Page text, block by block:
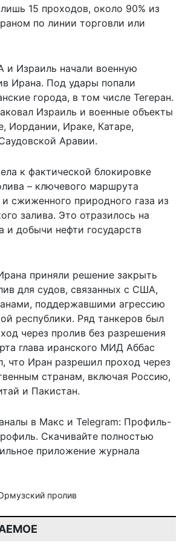
15 проходов, около 90% из
по линии торговли или
Израиль начали военную
Ирана. Под удары попали
города, в том числе Тегеран.
Израиль и военные объекты
Иордании, Ираке, Катаре,
Аравии.
к фактической блокировке
– ключевого маршрута
сжиженного природного газа из
залива. Это отразилось на
и добычи нефти государств
приняли решение закрыть
для судов, связанных с США,
поддержавшими агрессию
республики. Ряд танкеров был
через пролив без разрешения
глава иранского МИД Аббас
что Иран разрешил проход через
странам, включая Россию,
и Пакистан.
в Макс и Telegram: Профиль-
. Скачивайте полностью
приложение журнала
пролив